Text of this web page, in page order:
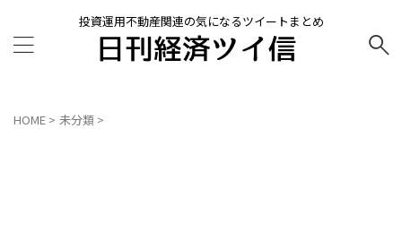
投資運用不動産関連の気になるツイートまとめ
HOME > 未分類 >